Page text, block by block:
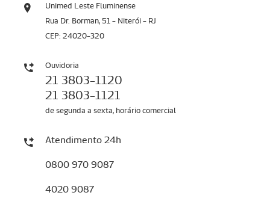
Unimed Leste Fluminense
Rua Dr. Borman, 51 - Niterói - RJ
CEP: 24020-320
Ouvidoria
21 3803-1120
21 3803-1121
de segunda a sexta, horário comercial
Atendimento 24h
0800 970 9087
4020 9087